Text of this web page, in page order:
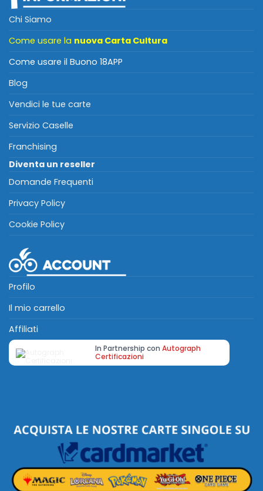
Chi Siamo
Come usare la nuova Carta Cultura
Come usare il Buono 18APP
Blog
Vendici le tue carte
Servizio Caselle
Franchising
Diventa un reseller
Domande Frequenti
Privacy Policy
Cookie Policy
Profilo
Il mio carrello
Affiliati
In Partnership con Autograph
Certificazioni